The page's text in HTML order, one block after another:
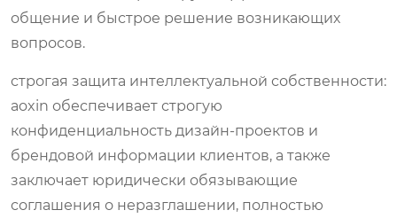
общение и быстрое решение возникающих
вопросов.
строгая защита интеллектуальной собственности:
aoxin обеспечивает строгую
конфиденциальность дизайн-проектов и
брендовой информации клиентов, а также
заключает юридически обязывающие
соглашения о неразглашении, полностью